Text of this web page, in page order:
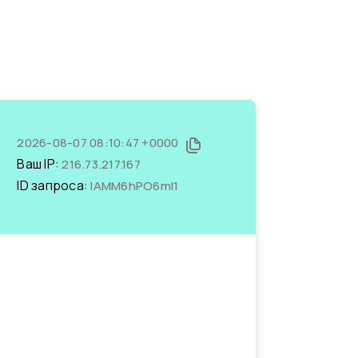
2026-08-07 08:10:47 +0000
Ваш IP:216.73.217.167
ID запроса:lAMM6hPO6mI1